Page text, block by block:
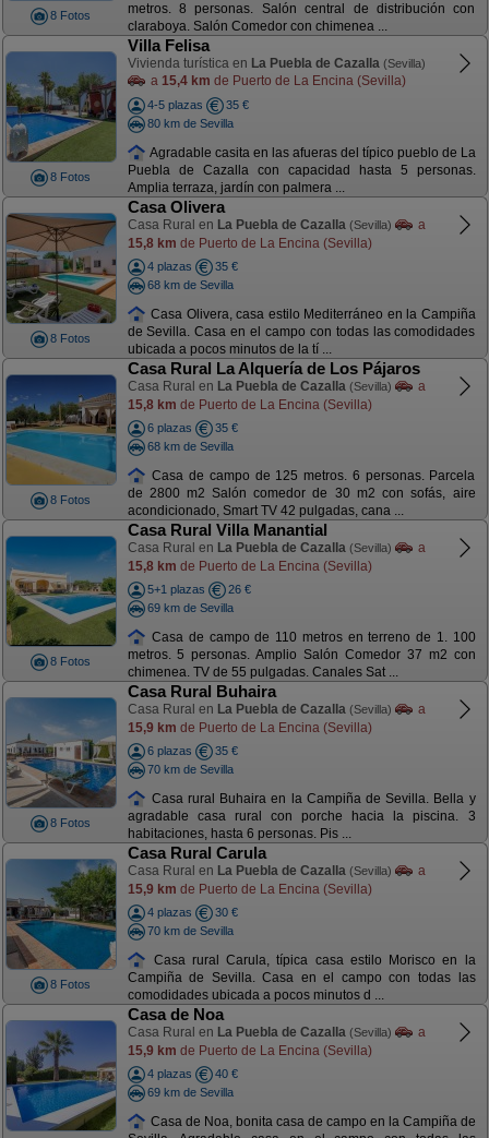
8 Fotos
metros. 8 personas. Salón central de distribución con
claraboya. Salón Comedor con chimenea ...
8 Fotos
Villa Felisa
Vivienda turística en La Puebla de Cazalla (Sevilla)
a 15,4 km de Puerto de La Encina (Sevilla)
4-5 plazas
35 €
80 km de Sevilla
Agradable casita en las afueras del típico pueblo de La
Puebla de Cazalla con capacidad hasta 5 personas.
Amplia terraza, jardín con palmera ...
8 Fotos
Casa Olivera
Casa Rural en La Puebla de Cazalla (Sevilla)
a
15,8 km de Puerto de La Encina (Sevilla)
4 plazas
35 €
68 km de Sevilla
Casa Olivera, casa estilo Mediterráneo en la Campiña
de Sevilla. Casa en el campo con todas las comodidades
ubicada a pocos minutos de la tí ...
8 Fotos
Casa Rural La Alquería de Los Pájaros
Casa Rural en La Puebla de Cazalla (Sevilla)
a
15,8 km de Puerto de La Encina (Sevilla)
6 plazas
35 €
68 km de Sevilla
Casa de campo de 125 metros. 6 personas. Parcela
de 2800 m2 Salón comedor de 30 m2 con sofás, aire
acondicionado, Smart TV 42 pulgadas, cana ...
8 Fotos
Casa Rural Villa Manantial
Casa Rural en La Puebla de Cazalla (Sevilla)
a
15,8 km de Puerto de La Encina (Sevilla)
5+1 plazas
26 €
69 km de Sevilla
Casa de campo de 110 metros en terreno de 1. 100
metros. 5 personas. Amplio Salón Comedor 37 m2 con
chimenea. TV de 55 pulgadas. Canales Sat ...
8 Fotos
Casa Rural Buhaira
Casa Rural en La Puebla de Cazalla (Sevilla)
a
15,9 km de Puerto de La Encina (Sevilla)
6 plazas
35 €
70 km de Sevilla
Casa rural Buhaira en la Campiña de Sevilla. Bella y
agradable casa rural con porche hacia la piscina. 3
habitaciones, hasta 6 personas. Pis ...
8 Fotos
Casa Rural Carula
Casa Rural en La Puebla de Cazalla (Sevilla)
a
15,9 km de Puerto de La Encina (Sevilla)
4 plazas
30 €
70 km de Sevilla
Casa rural Carula, típica casa estilo Morisco en la
Campiña de Sevilla. Casa en el campo con todas las
comodidades ubicada a pocos minutos d ...
Casa de Noa
Casa Rural en La Puebla de Cazalla (Sevilla)
a
15,9 km de Puerto de La Encina (Sevilla)
4 plazas
40 €
69 km de Sevilla
Casa de Noa, bonita casa de campo en la Campiña de